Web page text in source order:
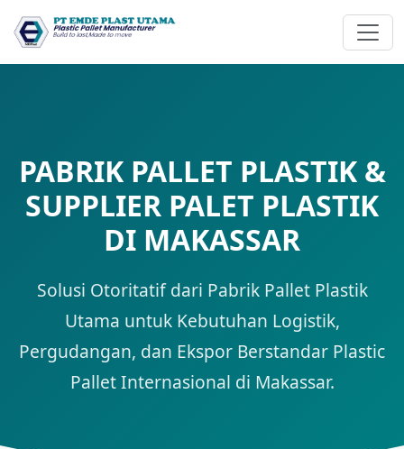
PABRIK PALLET PLASTIK &
SUPPLIER PALET PLASTIK
DI MAKASSAR
Solusi Otoritatif dari Pabrik Pallet Plastik
Utama untuk Kebutuhan Logistik,
Pergudangan, dan Ekspor Berstandar Plastic
Pallet Internasional di Makassar.